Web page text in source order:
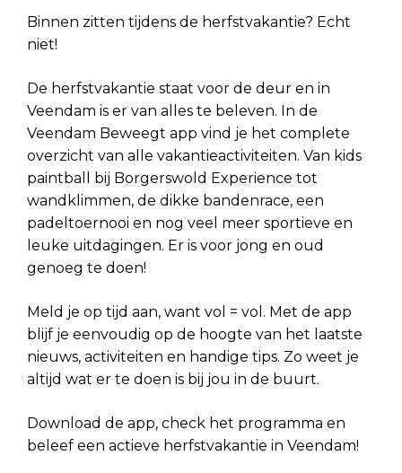
Binnen zitten tijdens de herfstvakantie? Echt
niet!
De herfstvakantie staat voor de deur en in
Veendam is er van alles te beleven. In de
Veendam Beweegt app vind je het complete
overzicht van alle vakantieactiviteiten. Van kids
paintball bij Borgerswold Experience tot
wandklimmen, de dikke bandenrace, een
padeltoernooi en nog veel meer sportieve en
leuke uitdagingen. Er is voor jong en oud
genoeg te doen!
Meld je op tijd aan, want vol = vol. Met de app
blijf je eenvoudig op de hoogte van het laatste
nieuws, activiteiten en handige tips. Zo weet je
altijd wat er te doen is bij jou in de buurt.
Download de app, check het programma en
beleef een actieve herfstvakantie in Veendam!